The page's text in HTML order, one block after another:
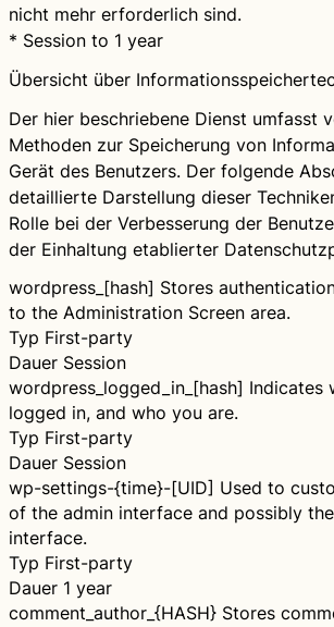
nicht mehr erforderlich sind.
* Session to 1 year
Übersicht über
Der hier beschriebene Dienst umfasst
Methoden zur Speicherung von
Gerät des Benutzers. Der folgende
detaillierte Darstellung dieser
Rolle bei der Verbesserung der
der Einhaltung etablierter
wordpress_[hash] Stores
to the Administration Screen area.
Typ First-party
Dauer Session
wordpress_logged_in_[hash] Indicates
logged in, and who you are.
Typ First-party
Dauer Session
wp-settings-{time}-[UID] Used to
of the admin interface and possibly
interface.
Typ First-party
Dauer 1 year
comment_author_{HASH} Stores